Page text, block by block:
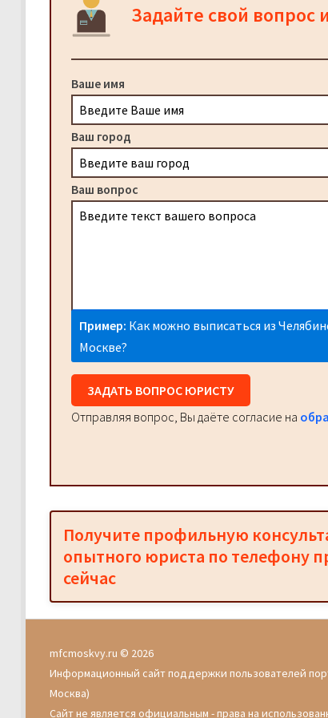
Задайте свой
Ваше имя
Ваш город
Ваш вопрос
Пример: Как можно выписаться из
Москве?
ЗАДАТЬ ВОПРОС ЮРИСТУ
Отправляя вопрос, Вы даёте согласие на
Получите профильную
опытного юриста по телефону
сейчас
mfcmoskvy.ru © 2026
Информационный сайт поддержки пользователей
Москва)
Сайт не является официальным - права на